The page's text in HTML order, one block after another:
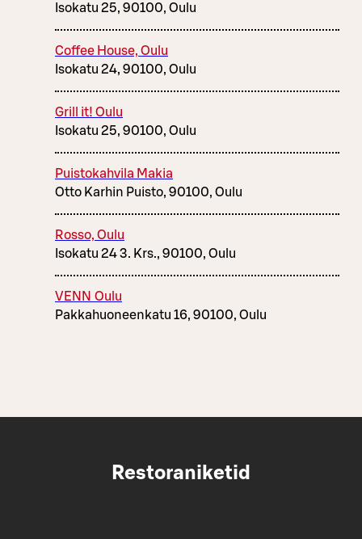
Isokatu 25, 90100, Oulu
Coffee House, Oulu
Isokatu 24, 90100, Oulu
Grill it! Oulu
Isokatu 25, 90100, Oulu
Puistokahvila Makia
Otto Karhin Puisto, 90100, Oulu
Rosso, Oulu
Isokatu 24 3. Krs., 90100, Oulu
VENN Oulu
Pakkahuoneenkatu 16, 90100, Oulu
Restoraniketid